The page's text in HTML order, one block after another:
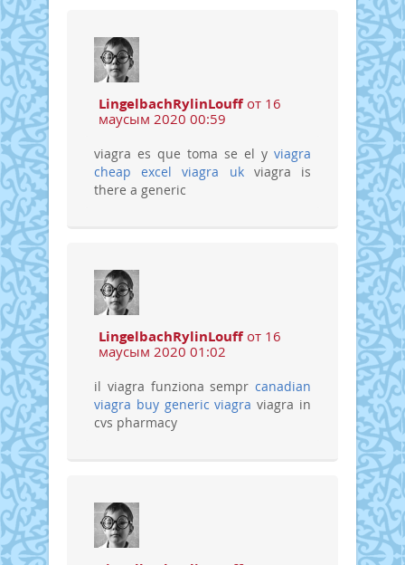
LingelbachRylinLouffот 16
маусым 2020 00:59
viagra es que toma se el y viagra
cheap
excel viagra ukviagra is
there a generic
LingelbachRylinLouffот 16
маусым 2020 01:02
il viagra funziona sempr canadian
viagra buy generic viagra viagra in
cvs pharmacy